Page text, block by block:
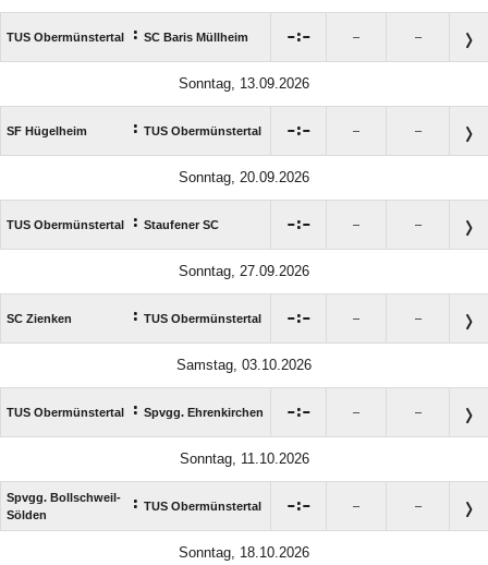
TUS Obermünstertal : SC Baris Müllheim : – –
Sonntag, 13.09.2026
SF Hügelheim : TUS Obermünstertal : – –
Sonntag, 20.09.2026
TUS Obermünstertal : Staufener SC : – –
Sonntag, 27.09.2026
SC Zienken : TUS Obermünstertal : – –
Samstag, 03.10.2026
TUS Obermünstertal : Spvgg. Ehrenkirchen : – –
Sonntag, 11.10.2026
Spvgg. Bollschweil-
Sölden
: TUS Obermünstertal : – –
Sonntag, 18.10.2026